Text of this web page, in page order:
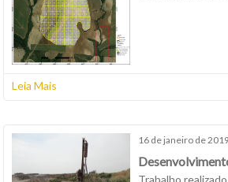
Leia Mais
16 de janeiro de 2019
Trabalho